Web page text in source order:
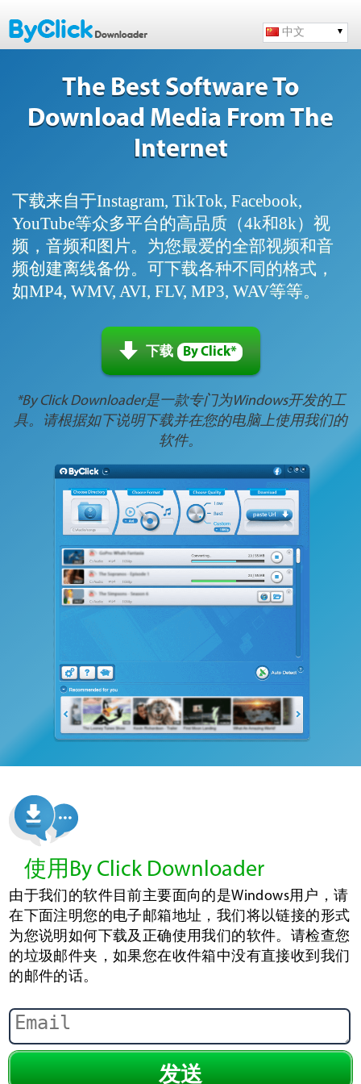
中文
The Best Software To
Download Media From The
Internet
下载来自于Instagram, TikTok, Facebook,
YouTube等众多平台的高品质（4k和8k）视
频，音频和图片。为您最爱的全部视频和音
频创建离线备份。可下载各种不同的格式，
如MP4, WMV, AVI, FLV, MP3, WAV等等。
下载 By Click*
*By Click Downloader是一款专门为Windows开发的工
具。请根据如下说明下载并在您的电脑上使用我们的
软件。
使用By Click Downloader
由于我们的软件目前主要面向的是Windows用户，请
在下面注明您的电子邮箱地址，我们将以链接的形式
为您说明如何下载及正确使用我们的软件。请检查您
的垃圾邮件夹，如果您在收件箱中没有直接收到我们
的邮件的话。
发送